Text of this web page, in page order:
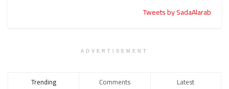
Tweets by SadaAlarab
ADVERTISEMENT
Trending Comments Latest